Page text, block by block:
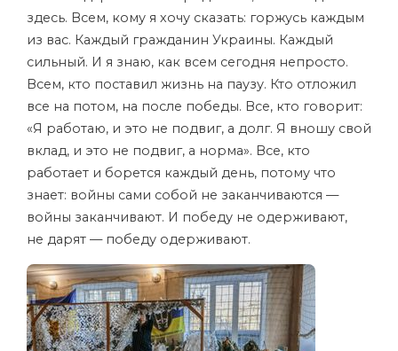
здесь. Всем, кому я хочу сказать: горжусь каждым
из вас. Каждый гражданин Украины. Каждый
сильный. И я знаю, как всем сегодня непросто.
Всем, кто поставил жизнь на паузу. Кто отложил
все на потом, на после победы. Все, кто говорит:
«Я работаю, и это не подвиг, а долг. Я вношу свой
вклад, и это не подвиг, а норма». Все, кто
работает и борется каждый день, потому что
знает: войны сами собой не заканчиваются —
войны заканчивают. И победу не одерживают,
не дарят — победу одерживают.